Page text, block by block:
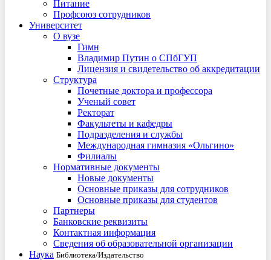
Питание
Профсоюз сотрудников
Университет
О вузе
Гимн
Владимир Путин о СПбГУП
Лицензия и свидетельство об аккредитации
Структура
Почетные доктора и профессора
Ученый совет
Ректорат
Факультеты и кафедры
Подразделения и службы
Международная гимназия «Ольгино»
Филиалы
Нормативные документы
Новые документы
Основные приказы для сотрудников
Основные приказы для студентов
Партнеры
Банковские реквизиты
Контактная информация
Сведения об образовательной организации
Наука Библиотека/Издательство